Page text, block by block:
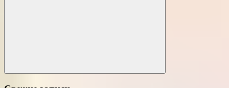
Поиск